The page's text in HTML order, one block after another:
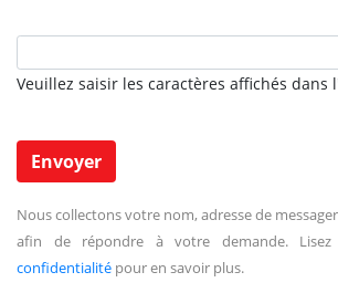
Veuillez saisir les caractères affichés dans
Nous collectons votre nom, adresse de
afin de répondre à votre demande.
confidentialité pour en savoir plus.